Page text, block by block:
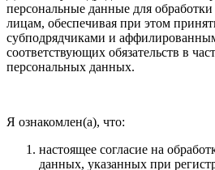
персональные данные для
лицам, обеспечивая при этом
субподрядчиками и
соответствующих обязательств в
персональных данных.
Я ознакомлен(а), что:
настоящее согласие на
данных, указанных при